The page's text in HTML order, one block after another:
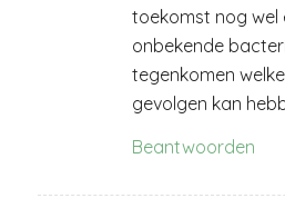
toekomst nog wel
onbekende
tegenkomen
gevolgen kan
Beantwoorden